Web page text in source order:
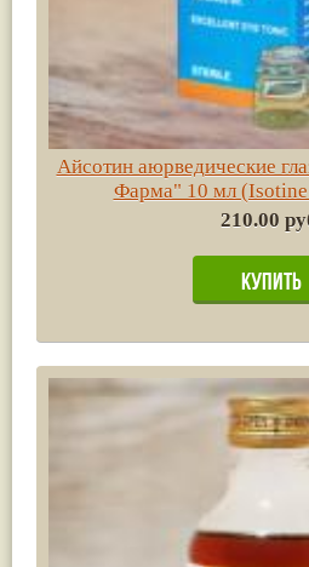
Айсотин аюрведические
Фарма" 10 мл (Isotine
210.00